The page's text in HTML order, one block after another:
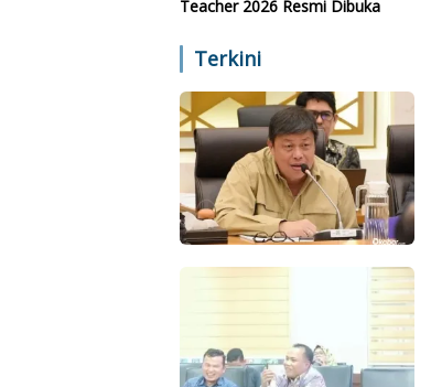
Teacher 2026 Resmi Dibuka
Terkini